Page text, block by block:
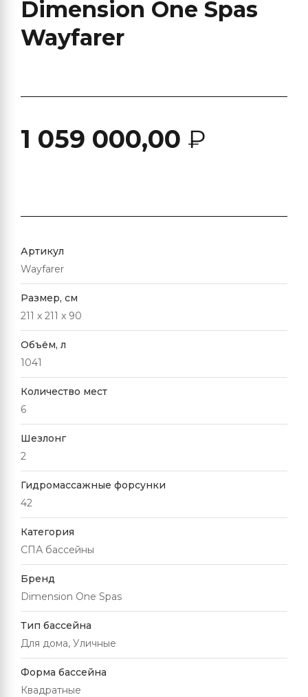
Dimension One Spas
Wayfarer
1 059 000,00 ₽
Артикул
Wayfarer
Размер, см
211 x 211 x 90
Объём, л
1041
Количество мест
6
Шезлонг
2
Гидромассажные форсунки
42
Категория
СПА бассейны
Бренд
Dimension One Spas
Тип бассейна
Для дома, Уличные
Форма бассейна
Квадратные